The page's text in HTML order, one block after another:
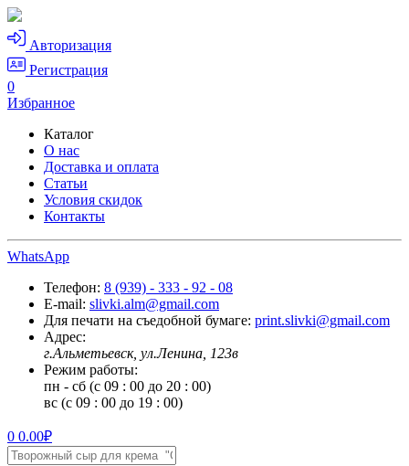
Авторизация
Регистрация
0
Избранное
Каталог
О нас
Доставка и оплата
Статьи
Условия скидок
Контакты
WhatsApp
Телефон: 8 (939) - 333 - 92 - 08
E-mail: slivki.alm@gmail.com
Для печати на съедобной бумаге: print.slivki@gmail.com
Адрес:
г.Альметьевск, ул.Ленина, 123в
Режим работы:
пн - сб (с 09 : 00 до 20 : 00)
вс (с 09 : 00 до 19 : 00)
0 0.00₽